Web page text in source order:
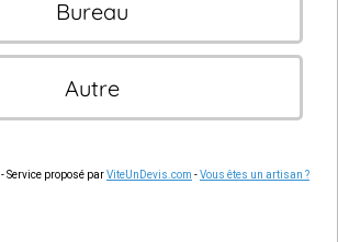
Bureau
Autre
- Service proposé parViteUnDevis.com -Vous êtes un artisan ?